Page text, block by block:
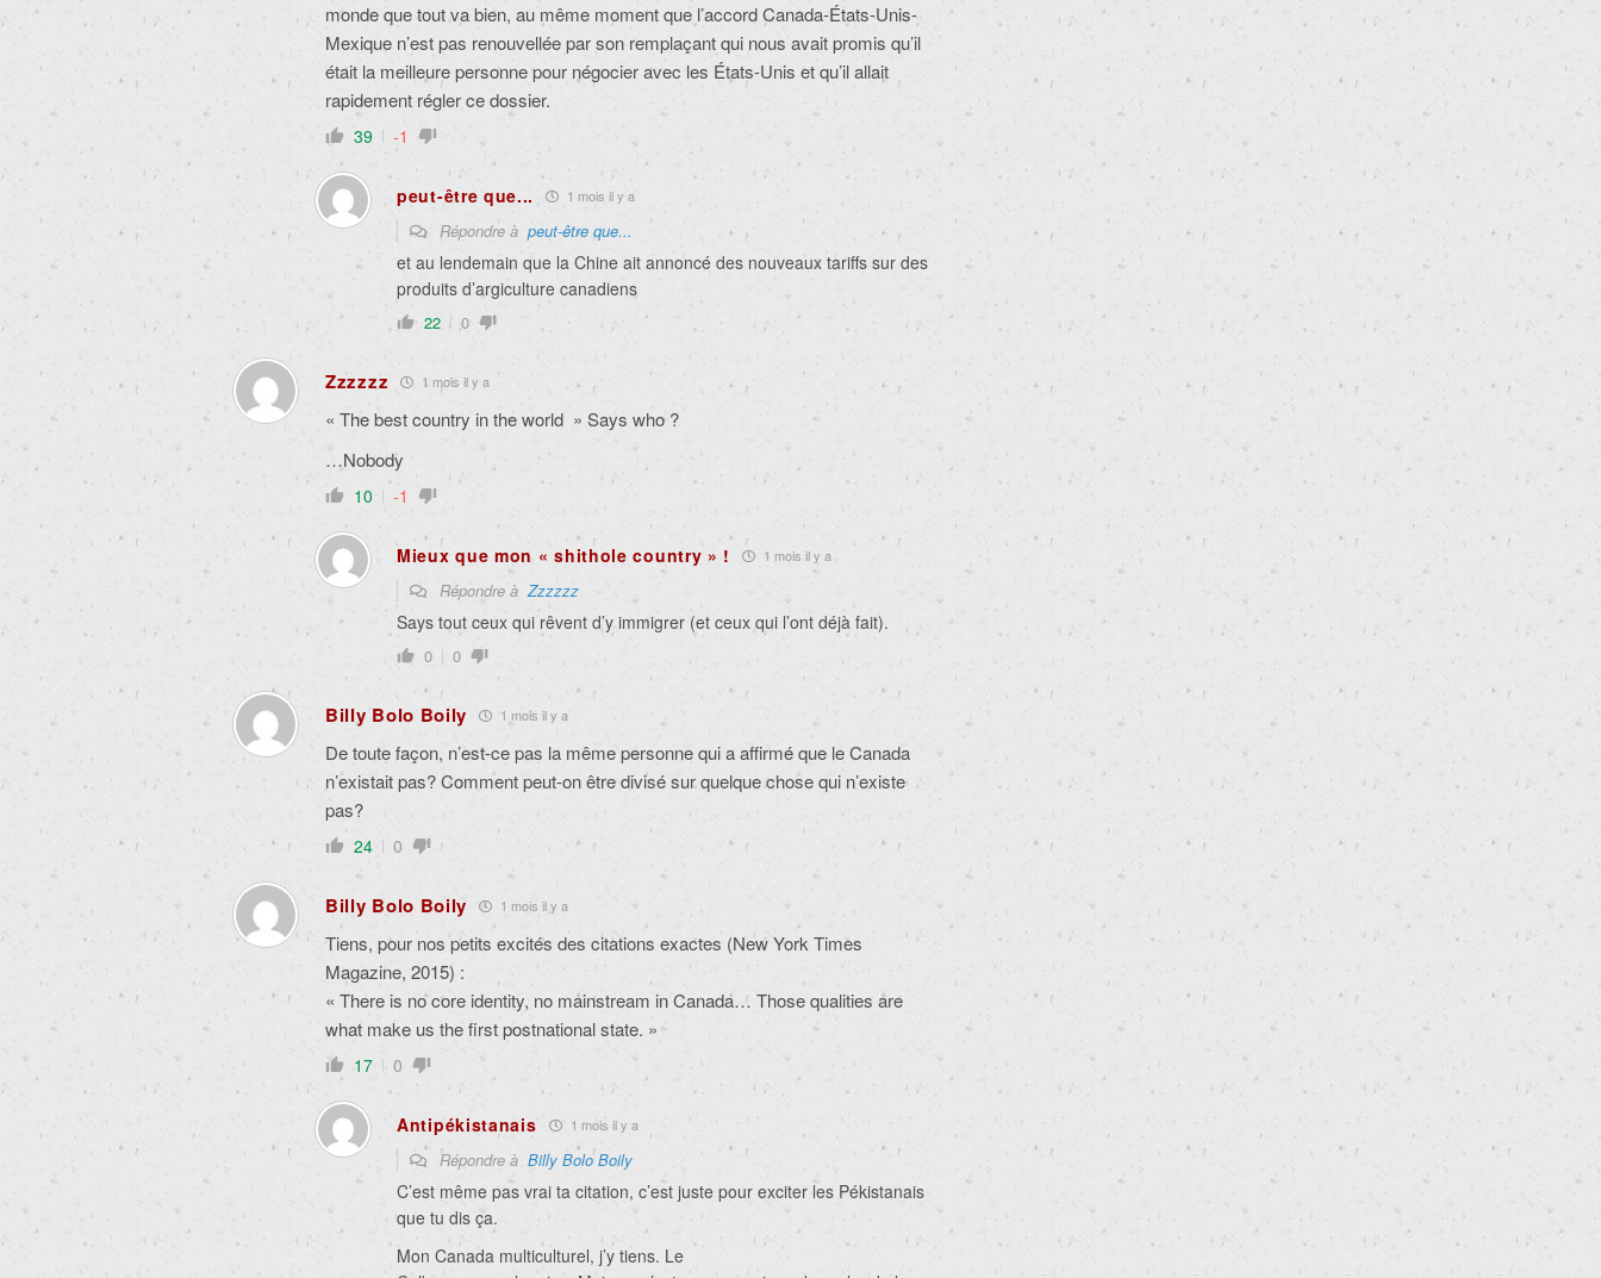
monde que tout va bien, au même moment que l’accord Canada-États-Unis-
Mexique n’est pas renouvellée par son remplaçant qui nous avait promis qu’il
était la meilleure personne pour négocier avec les États-Unis et qu’il allait
rapidement régler ce dossier.
39 -1
peut-être que... 1 mois il y a
Répondre à peut-être que...
et au lendemain que la Chine ait annoncé des nouveaux tariffs sur des
produits d’argiculture canadiens
22 0
Zzzzzz 1 mois il y a
« The best country in the world » Says who ?
…Nobody
10 -1
Mieux que mon « shithole country » ! 1 mois il y a
Répondre àZzzzzz
Says tout ceux qui rêvent d’y immigrer (et ceux qui l’ont déjà fait).
0 0
Billy Bolo Boily 1 mois il y a
De toute façon, n’est-ce pas la même personne qui a affirmé que le Canada
n’existait pas? Comment peut-on être divisé sur quelque chose qui n’existe
pas?
24 0
Billy Bolo Boily 1 mois il y a
Tiens, pour nos petits excités des citations exactes (New York Times
Magazine, 2015) :
« There is no core identity, no mainstream in Canada… Those qualities are
what make us the first postnational state. »
17 0
Antipékistanais 1 mois il y a
Répondre à Billy Bolo Boily
C’est même pas vrai ta citation, c’est juste pour exciter les Pékistanais
que tu dis ça.
Mon Canada multiculturel, j’y tiens. Le